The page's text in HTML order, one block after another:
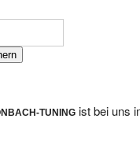
TUNING ist bei uns